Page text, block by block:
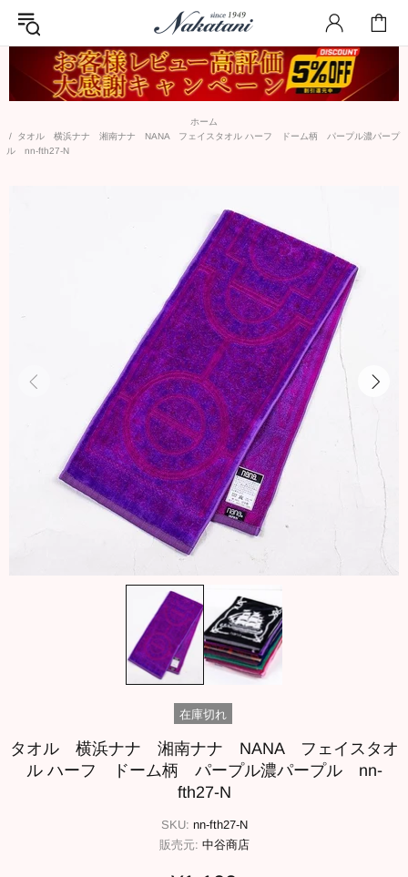
ホーム
タオル 横浜ナナ 湘南ナナ NANA フェイスタオル ハーフ ドーム柄 パープル濃パープ
ル nn-fth27-N
在庫切れ
タオル 横浜ナナ 湘南ナナ NANA フェイスタオ
ル ハーフ ドーム柄 パープル濃パープル nn-
fth27-N
SKU: nn-fth27-N
販売元: 中谷商店